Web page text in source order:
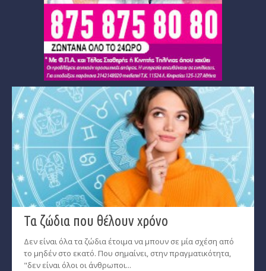
Τα ζώδια που θέλουν χρόνο
Δεν είναι όλα τα ζώδια έτοιμα να μπουν σε μία σχέση από
το μηδέν στο εκατό. Που σημαίνει, στην πραγματικότητα,
"δεν είναι όλοι οι άνθρωποι...